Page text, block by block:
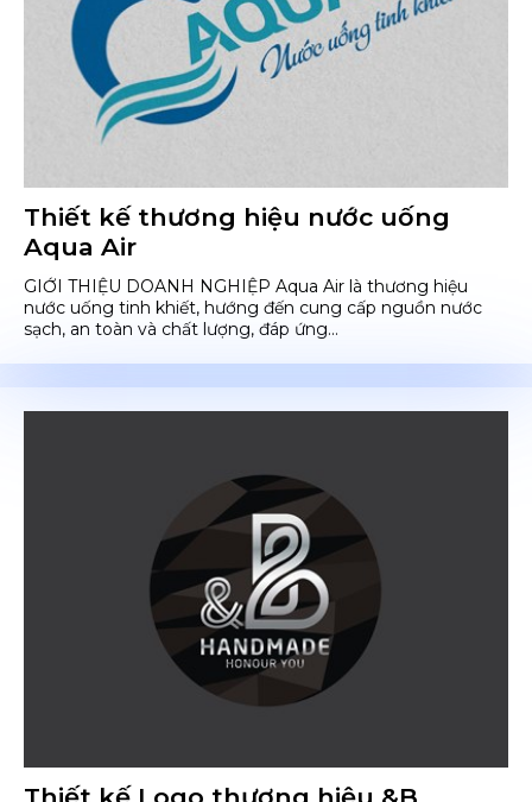
Thiết kế thương hiệu nước uống
Aqua Air
GIỚI THIỆU DOANH NGHIỆP Aqua Air là thương hiệu
nước uống tinh khiết, hướng đến cung cấp nguồn nước
sạch, an toàn và chất lượng, đáp ứng...